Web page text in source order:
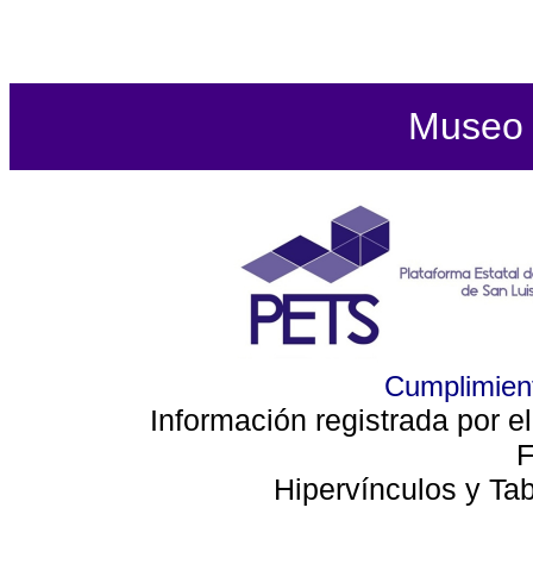
Información registrada por
Hipervínculos y